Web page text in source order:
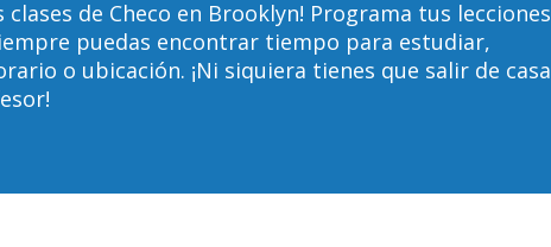
de Checo en Brooklyn! Programa tus lecciones
puedas encontrar tiempo para estudiar,
o ubicación. ¡Ni siquiera tienes que salir de casa